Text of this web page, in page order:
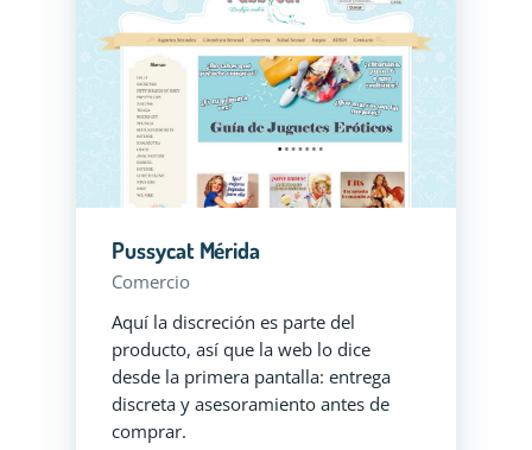
Pussycat Mérida
Comercio
Aquí la discreción es parte del
producto, así que la web lo dice
desde la primera pantalla: entrega
discreta y asesoramiento antes de
comprar.